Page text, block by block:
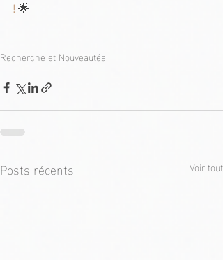
! 🌟
Recherche et Nouveautés
Posts récents Voir tout